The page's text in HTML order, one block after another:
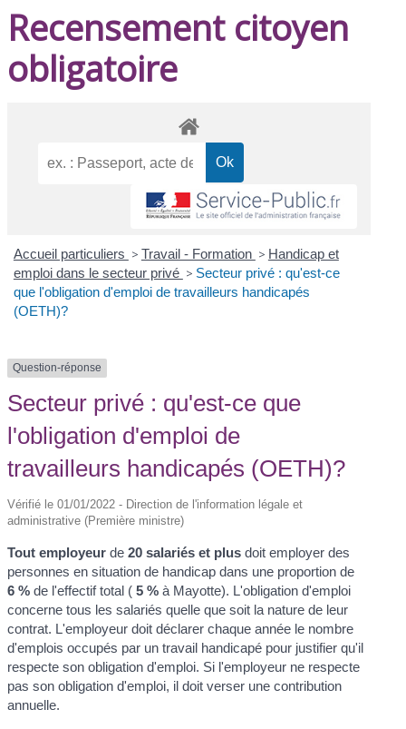
Recensement citoyen
obligatoire
Accueil particuliers > Travail - Formation > Handicap et
emploi dans le secteur privé > Secteur privé : qu'est-ce
que l'obligation d'emploi de travailleurs handicapés
(OETH)?
Question-réponse
Secteur privé : qu'est-ce que
l'obligation d'emploi de
travailleurs handicapés (OETH)?
Vérifié le 01/01/2022 - Direction de l'information légale et
administrative (Première ministre)
Tout employeur de20 salariés et plus doit employer des
personnes en situation de handicap dans une proportion de
6 % de l'effectif total (5 % à Mayotte). L'obligation d'emploi
concerne tous les salariés quelle que soit la nature de leur
contrat. L'employeur doit déclarer chaque année le nombre
d'emplois occupés par un travail handicapé pour justifier qu'il
respecte son obligation d'emploi. Si l'employeur ne respecte
pas son obligation d'emploi, il doit verser une contribution
annuelle.